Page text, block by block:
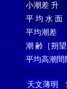
小潮差 升
平 均 水 面
平均潮差
潮 齢［朔
平均高潮間
天文薄明